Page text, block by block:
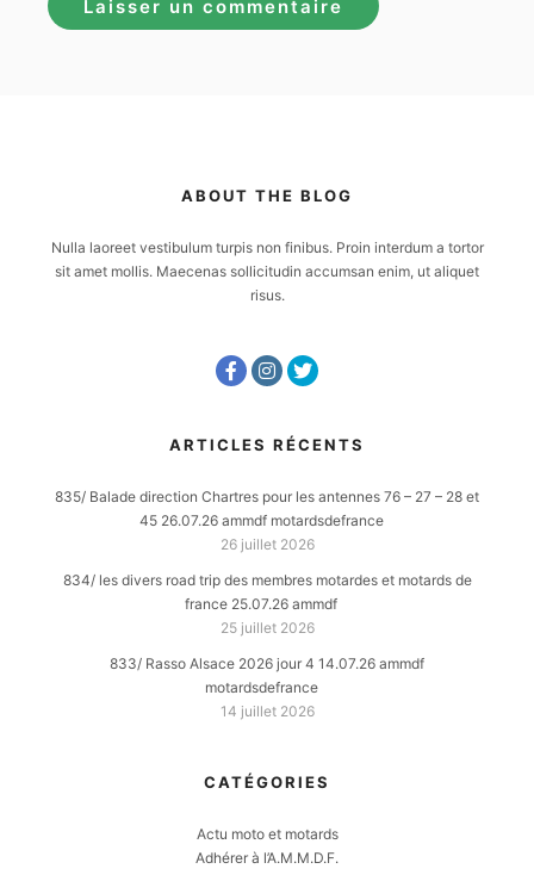
ABOUT THE BLOG
Nulla laoreet vestibulum turpis non finibus. Proin interdum a tortor
sit amet mollis. Maecenas sollicitudin accumsan enim, ut aliquet
risus.
ARTICLES RÉCENTS
835/ Balade direction Chartres pour les antennes 76 – 27 – 28 et
45 26.07.26 ammdf motardsdefrance
26 juillet 2026
834/ les divers road trip des membres motardes et motards de
france 25.07.26 ammdf
25 juillet 2026
833/ Rasso Alsace 2026 jour 4 14.07.26 ammdf
motardsdefrance
14 juillet 2026
CATÉGORIES
Actu moto et motards
Adhérer à l’A.M.M.D.F.